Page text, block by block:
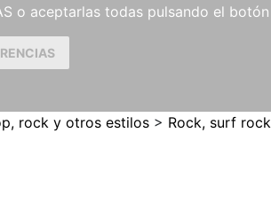
o aceptarlas todas pulsando el botón
rock y otros estilos > Rock, surf